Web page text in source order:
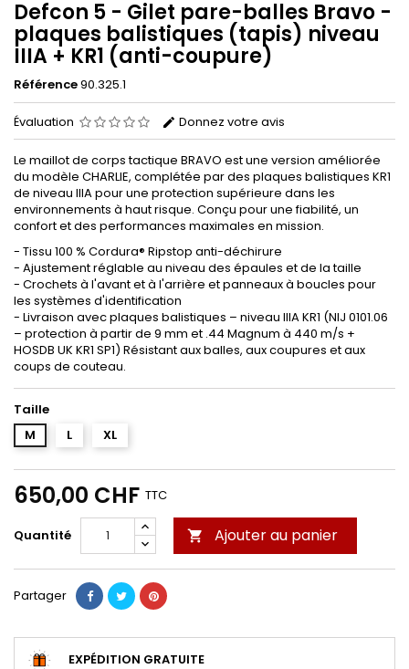
Defcon 5 - Gilet pare-balles Bravo -
plaques balistiques (tapis) niveau
IIIA + KR1 (anti-coupure)
Référence90.325.1
Évaluation Donnez votre avis
Le maillot de corps tactique BRAVO est une version améliorée
du modèle CHARLIE, complétée par des plaques balistiques KR1
de niveau IIIA pour une protection supérieure dans les
environnements à haut risque. Conçu pour une fiabilité, un
confort et des performances maximales en mission.
- Tissu 100 % Cordura® Ripstop anti-déchirure
- Ajustement réglable au niveau des épaules et de la taille
- Crochets à l'avant et à l'arrière et panneaux à boucles pour
les systèmes d'identification
- Livraison avec plaques balistiques – niveau IIIA KR1 (NIJ 0101.06
– protection à partir de 9 mm et .44 Magnum à 440 m/s +
HOSDB UK KR1 SP1) Résistant aux balles, aux coupures et aux
coups de couteau.
Taille
M
L XL
650,00 CHF TTC
Quantité  Ajouter au panier
Partager
EXPÉDITION GRATUITE